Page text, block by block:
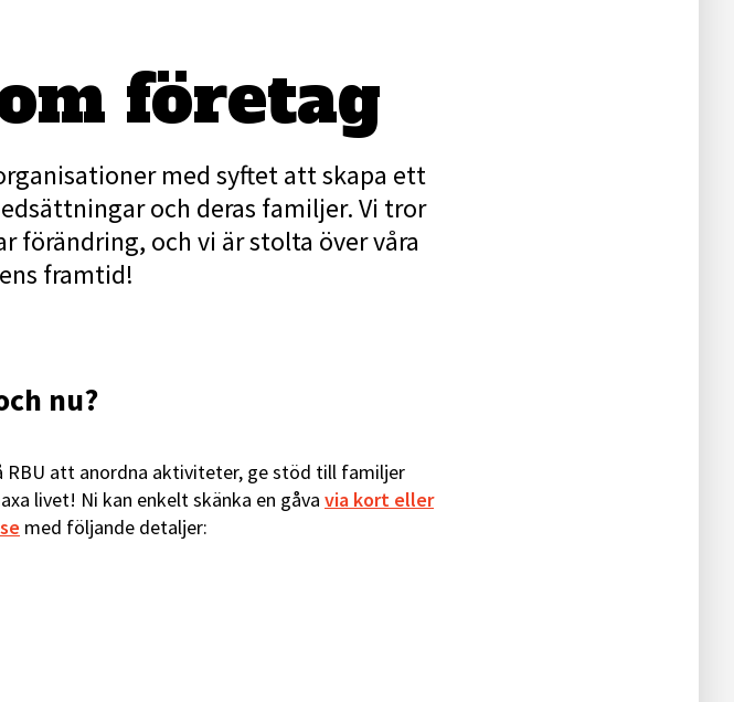
företag
med syftet att skapa ett
och deras familjer. Vi tror
förändring, och vi är stolta över våra
framtid!
nu?
RBU att anordna aktiviteter, ge stöd till familjer
livet! Ni kan enkelt skänka en gåva via kort eller
med följande detaljer: